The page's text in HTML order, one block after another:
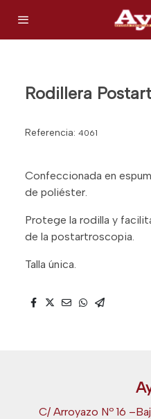
Rodillera
Referencia: 4061
Confeccionada en
de poliéster.
Protege la rodilla y
de la postartroscopia.
Talla única.
C/ Arroyazo Nº 16